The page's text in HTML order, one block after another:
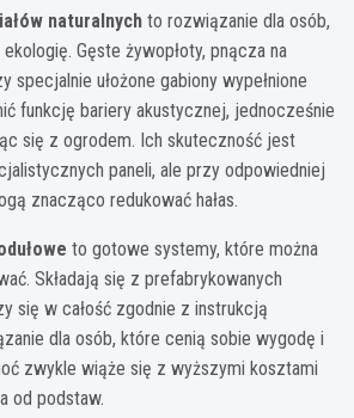
naturalnych to rozwiązanie dla osób,
Gęste żywopłoty, pnącza na
specjalnie ułożone gabiony wypełnione
funkcję bariery akustycznej, jednocześnie
się z ogrodem. Ich skuteczność jest
paneli, ale przy odpowiedniej
znacząco redukować hałas.
to gotowe systemy, które można
Składają się z prefabrykowanych
się w całość zgodnie z instrukcją
dla osób, które cenią sobie wygodę i
zwykle wiąże się z wyższymi kosztami
od podstaw.